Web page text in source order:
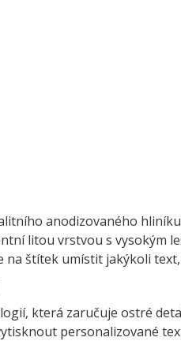
anodizovaného
litou vrstvou s vysokým
na štítek umístit jakýkoli
která zaručuje ostré
personalizované